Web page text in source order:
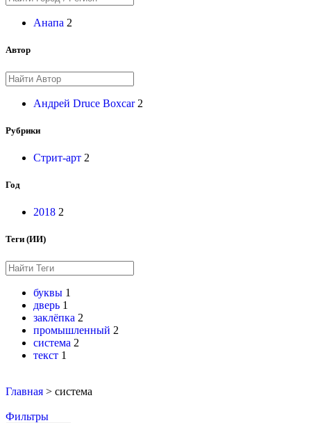
Анапа 2
Автор
Андрей Druce Boxcar 2
Рубрики
Стрит-арт 2
Год
2018 2
Теги (ИИ)
буквы 1
дверь 1
заклёпка 2
промышленный 2
система 2
текст 1
Главная > система
Фильтры